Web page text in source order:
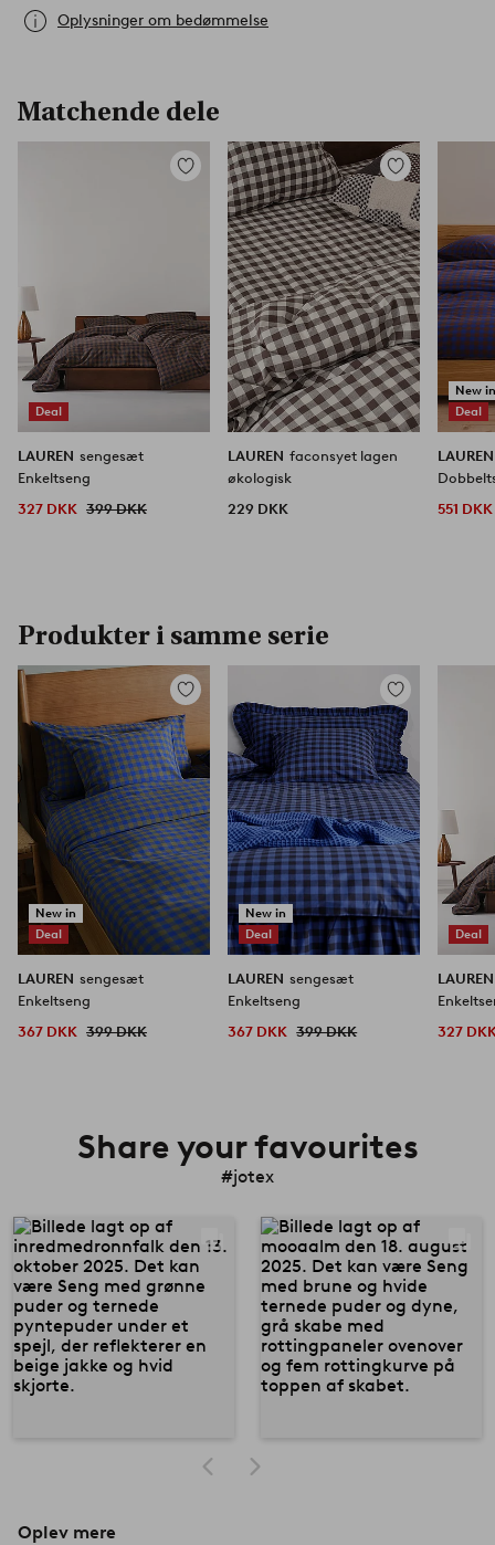
Oplysninger om bedømmelse
Matchende dele
Deal
Tilføj
favoritter
LAUREN sengesæt
Enkeltseng
327 DKK 399 DKK
Tilføj
til
favoritter
LAUREN faconsyet lagen
økologisk
229 DKK
New
Deal
551 DKK
Produkter i samme serie
New in
Deal
Tilføj
til
favoritter
LAUREN sengesæt
Enkeltseng
367 DKK 399 DKK
New in
Deal
Tilføj
til
favoritter
LAUREN sengesæt
Enkeltseng
367 DKK 399 DKK
Deal
327
Share your favourites
#jotex
Oplev mere